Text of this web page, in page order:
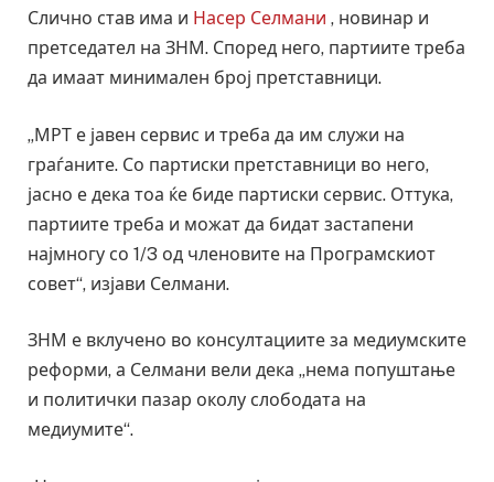
Слично став има и Насер Селмани , новинар и
претседател на ЗНМ. Според него, партиите треба
да имаат минимален број претставници.
„МРТ е јавен сервис и треба да им служи на
граѓаните. Со партиски претставници во него,
јасно е дека тоа ќе биде партиски сервис. Оттука,
партиите треба и можат да бидат застапени
најмногу со 1/3 од членовите на Програмскиот
совет“, изјави Селмани.
ЗНМ е вклучено во консултациите за медиумските
реформи, а Селмани вели дека „нема попуштање
и политички пазар околу слободата на
медиумите“.